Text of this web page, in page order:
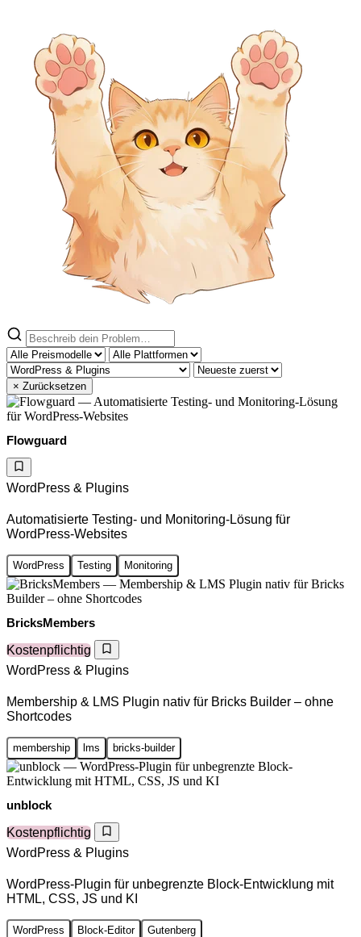
× Zurücksetzen
Flowguard
WordPress & Plugins
Automatisierte Testing- und Monitoring-Lösung für
WordPress-Websites
WordPress Testing Monitoring
BricksMembers
Kostenpflichtig
WordPress & Plugins
Membership & LMS Plugin nativ für Bricks Builder – ohne
Shortcodes
membership lms bricks-builder
unblock
Kostenpflichtig
WordPress & Plugins
WordPress-Plugin für unbegrenzte Block-Entwicklung mit
HTML, CSS, JS und KI
WordPress Block-Editor Gutenberg